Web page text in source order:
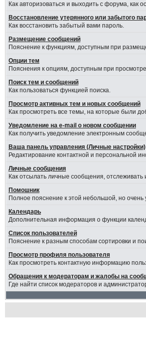
Как авторизоваться и выходить с форума, как
Восстановление утерянного или забытого
Как восстановить забытый вами пароль.
Размещение сообщений
Пояснение к функциям, доступным при
Опции тем
Пояснения к опциям, доступным при
Поиск тем и сообщений
Как пользоваться функцией поиска.
Просмотр активных тем и новых сообщений
Как просмотреть все темы, на которые были
Уведомление на е-mail о новом сообщении
Как получить уведомление электронным
Ваша панель управления (Личные настройки)
Редактирование контактной и персональной
Личные сообщения
Как отсылать личные сообщения,
Помошник
Полное пояснение к этой небольшой, но очень
Календарь
Дополнительная информация о функции
Список пользователей
Пояснение к разным способам сортировки и
Просмотр профиля пользователя
Как просмотреть контактную информацию
Обращения к модераторам и жалобы на
Где найти список модераторов и